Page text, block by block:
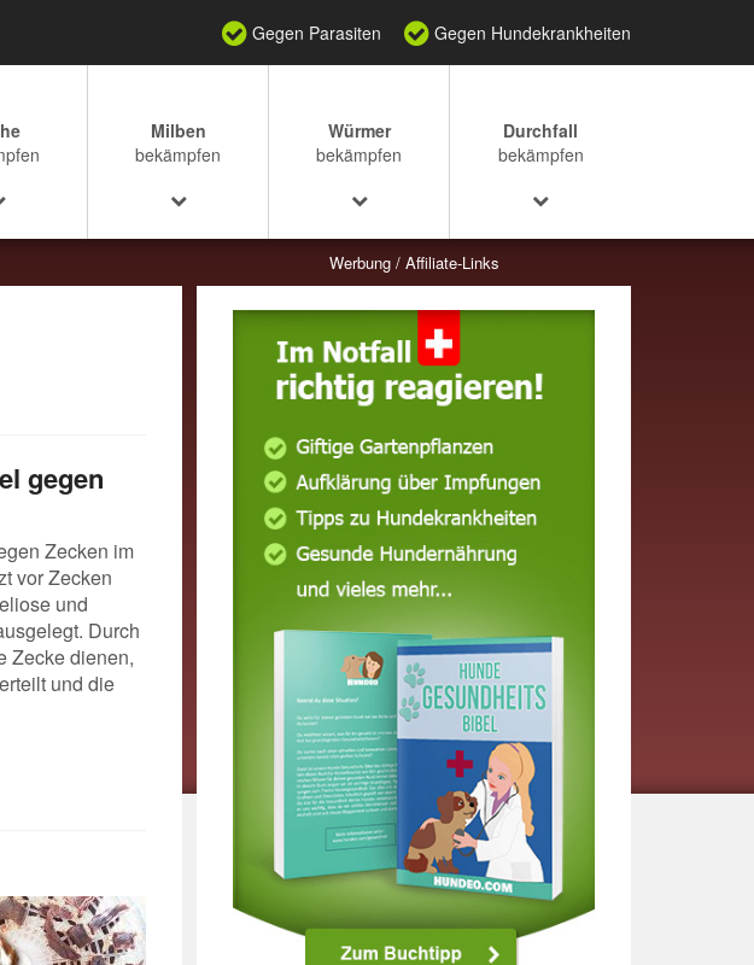
Gegen Parasiten Gegen Hundekrankheiten
Milben
bekämpfen
Würmer
bekämpfen
Durchfall
bekämpfen
gegen
Zecken im
vor Zecken
und
Durch
Zecke dienen,
und die